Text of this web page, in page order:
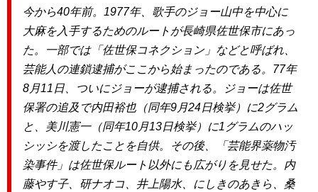
今から40年前。1977年、歌手のジョー山中を中心に
大麻を入手するためのルートが長崎県佐世保市にあっ
た。一部では「佐世保コネクション」などと呼ばれ、
芸能人の連鎖逮捕がここから始まったのである。77年
8月11日、ついにジョーが逮捕される。ジョーは佐世
保署の追及で内田裕也（同年9月24日検挙）に2グラム
と、美川憲一（同年10月13日検挙）に1グラムのハッ
シッシを渡したことを自供。その後、「芸能界薬物汚
染事件」は佐世保ルート以外にも広がりを見せた。内
藤やす子、研ナオコ、井上陽水、にしきのあきら、桑